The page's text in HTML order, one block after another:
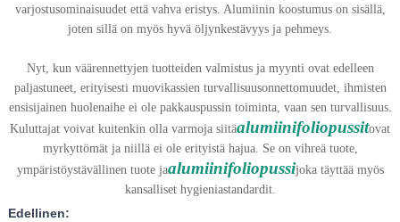
varjostusominaisuudet että vahva eristys. Alumiinin koostumus on sisällä,
joten sillä on myös hyvä öljynkestävyys ja pehmeys.
Nyt, kun väärennettyjen tuotteiden valmistus ja myynti ovat edelleen
paljastuneet, erityisesti muovikassien turvallisuusonnettomuudet, ihmisten
ensisijainen huolenaihe ei ole pakkauspussin toiminta, vaan sen turvallisuus.
Kuluttajat voivat kuitenkin olla varmoja siitäalumiinifoliopussitovat
myrkyttömät ja niillä ei ole erityistä hajua. Se on vihreä tuote,
ympäristöystävällinen tuote jaalumiinifoliopussijoka täyttää myös
kansalliset hygieniastandardit.
Edellinen: